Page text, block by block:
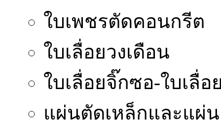
ใบเพชรตัดคอนกรีต
ใบเลื่อยวงเดือน
ใบเลื่อยจิ๊กซอ-ใบเลื่อ
แผ่นตัดเหล็กและแผ่น